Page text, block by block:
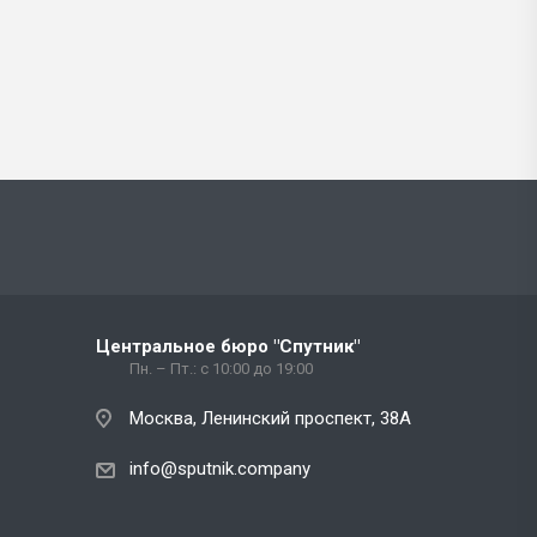
Центральное бюро "Спутник"
Пн. – Пт.: с 10:00 до 19:00
Москва, Ленинский проспект, 38А
info@sputnik.company